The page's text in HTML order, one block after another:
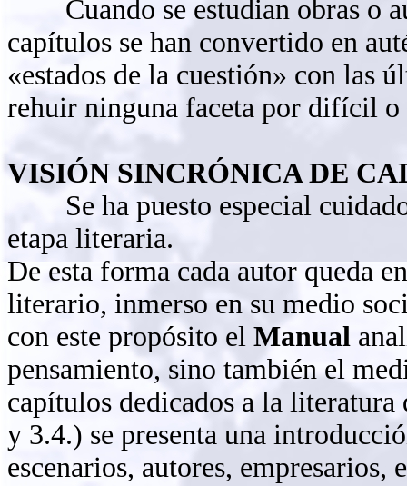
Cuando se estudian obras o
capítulos se han convertido en
«estados de la cuestión» con las
rehuir ninguna faceta por difícil o
VISIÓN SINCRÓNICA DE
Se ha puesto especial cuidado
etapa literaria.
De esta forma cada autor queda
literario, inmerso en su medio
con este propósito el Manual
pensamiento, sino también el
capítulos dedicados a la
y 3.4.) se presenta una
escenarios, autores,